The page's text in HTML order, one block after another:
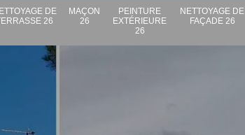
DE
26
MAÇON
26
PEINTURE
EXTÉRIEURE
26
NETTOYAGE DE
FAÇADE 26